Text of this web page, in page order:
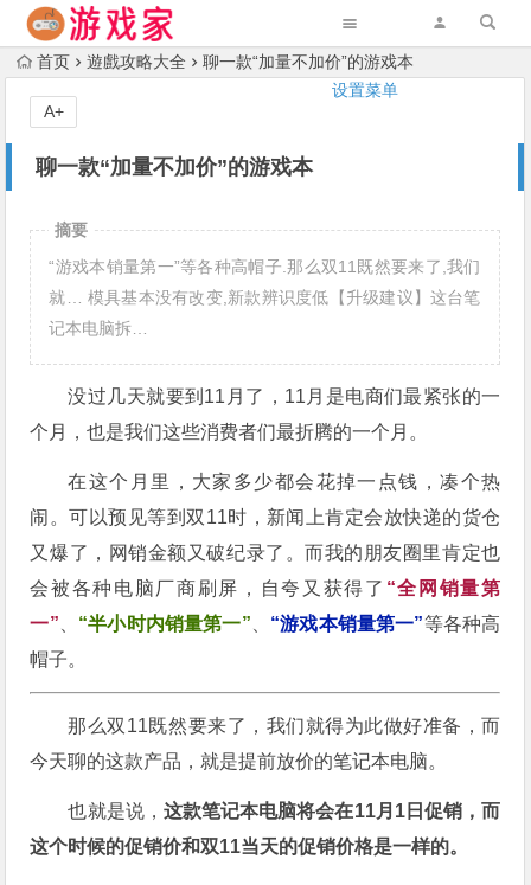
设置菜单
首页 遊戲攻略大全 聊一款“加量不加价”的游戏本
聊一款“加量不加价”的游戏本
A+
摘要
“游戏本销量第一”等各种高帽子.那么双11既然要来了,我们
就… 模具基本没有改变,新款辨识度低【升级建议】这台笔
记本电脑拆…
没过几天就要到11月了，11月是电商们最紧张的一
个月，也是我们这些消费者们最折腾的一个月。
在这个月里，大家多少都会花掉一点钱，凑个热
闹。可以预见等到双11时，新闻上肯定会放快递的货仓
又爆了，网销金额又破纪录了。而我的朋友圈里肯定也
会被各种电脑厂商刷屏，自夸又获得了 “全网销量第
一”
“半小时内销量第一” “游戏本销量第一”等各种高
帽子。
那么双11既然要来了，我们就得为此做好准备，而
今天聊的这款产品，就是提前放价的笔记本电脑。
也就是说， 这款笔记本电脑将会在11月1日促销，而
这个时候的促销价和双11当天的促销价格是一样的。